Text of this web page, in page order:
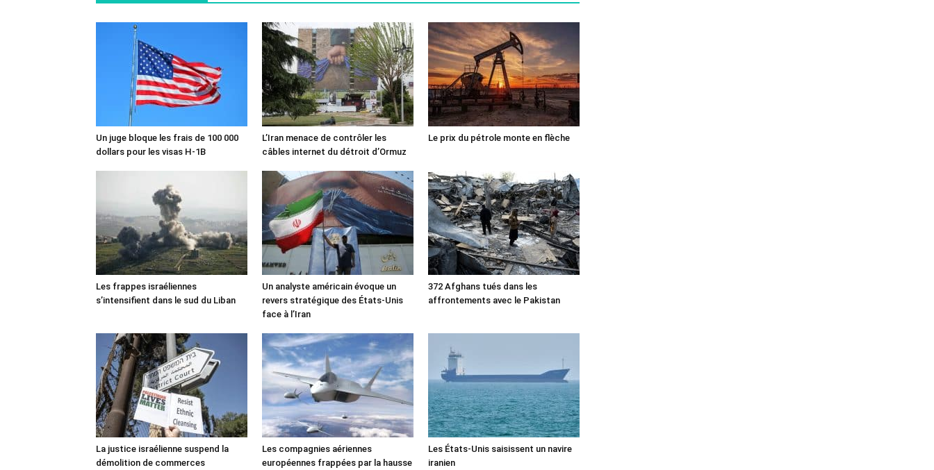
Un juge bloque les frais de 100 000
dollars pour les visas H-1B
L’Iran menace de contrôler les
câbles internet du détroit d’Ormuz
Le prix du pétrole monte en flèche
Les frappes israéliennes
s’intensifient dans le sud du Liban
Un analyste américain évoque un
revers stratégique des États-Unis
face à l’Iran
372 Afghans tués dans les
affrontements avec le Pakistan
La justice israélienne suspend la
démolition de commerces
Les compagnies aériennes
européennes frappées par la hausse
Les États-Unis saisissent un navire
iranien